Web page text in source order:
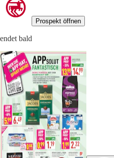
Prospekt öffnen
endet bald